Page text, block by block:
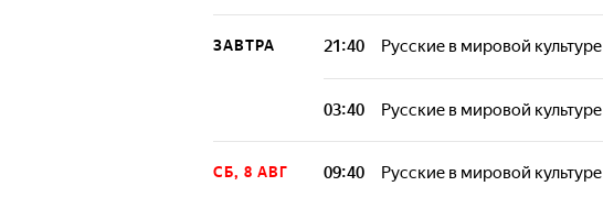
ЗАВТРА 21:40 Русские в мировой культуре
03:40 Русские в мировой культуре
СБ, 8 АВГ 09:40 Русские в мировой культуре